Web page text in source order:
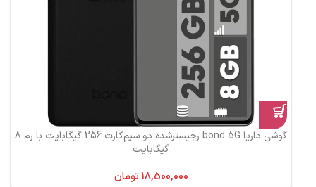
گوشی داریا bond 5G رجیستر‌شده دو سیم‌کارت 256 گیگابایت با رم 8
گیگابایت
تومان